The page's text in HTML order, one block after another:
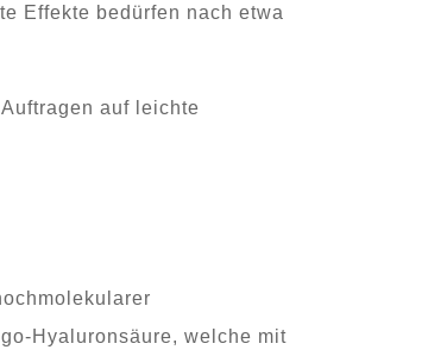
Effekte bedürfen nach etwa
auf leichte
Hyaluronsäure, welche mit